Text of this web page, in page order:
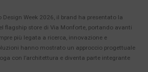
Week 2026, il brand ha presentato la
flagship store di Via Monforte, portando avanti
più legata a ricerca, innovazione e
hanno mostrato un approccio progettuale
con l’architettura e diventa parte integrante